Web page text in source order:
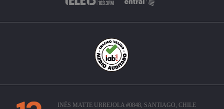
INÉS MATTE URREJOLA #0848, SANTIAGO, CHILE